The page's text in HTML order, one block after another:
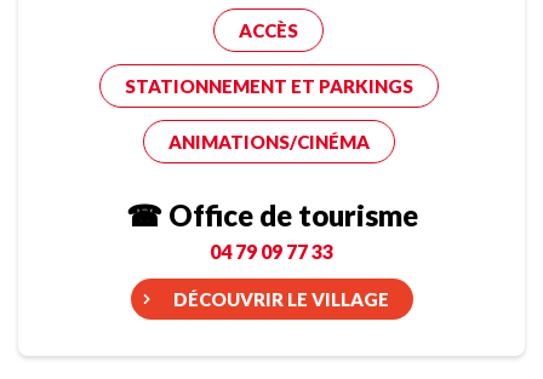
ACCÈS
STATIONNEMENT ET PARKINGS
ANIMATIONS/CINÉMA
☎ Office de tourisme
04 79 09 77 33
DÉCOUVRIR LE VILLAGE